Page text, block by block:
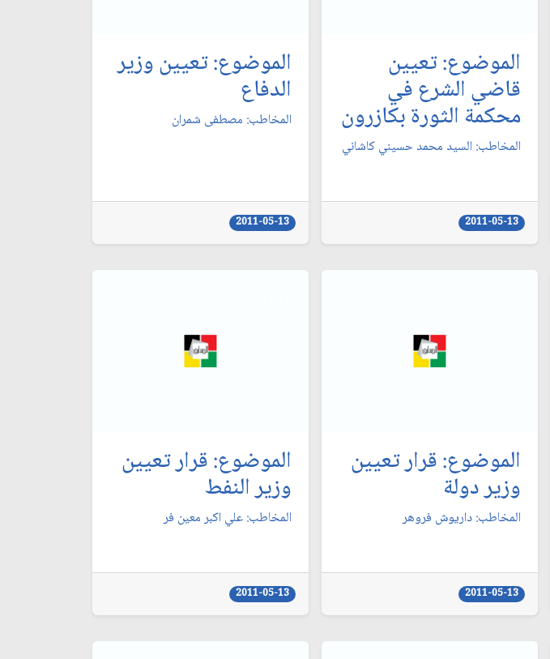
الموضوع: تعيين
قاضي الشرع في
محكمة الثورة بكازرون‏
المخاطب: السيد محمد حسيني كاشاني‏
2011-05-13
الموضوع: تعيين وزير
الدفاع‏
المخاطب: مصطفى شمران‏
2011-05-13
الموضوع: قرار تعيين
وزير دولة
المخاطب: داريوش فروهر
2011-05-13
الموضوع: قرار تعيين
وزير النفط
المخاطب: علي اكبر معين فر
2011-05-13